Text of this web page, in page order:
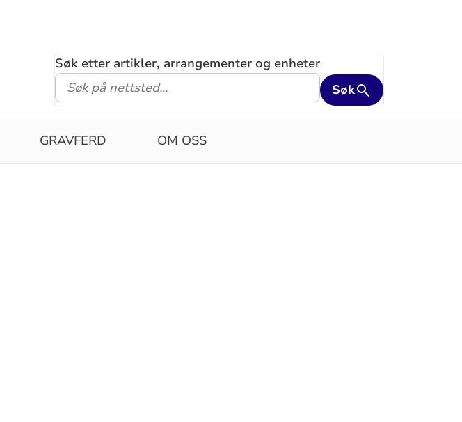
Søk etter artikler, arrangementer og enheter
Søk
GRAVFERD OM OSS